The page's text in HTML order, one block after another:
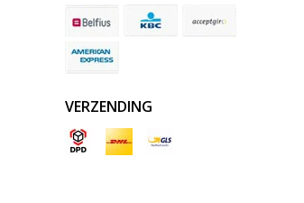
VERZENDING